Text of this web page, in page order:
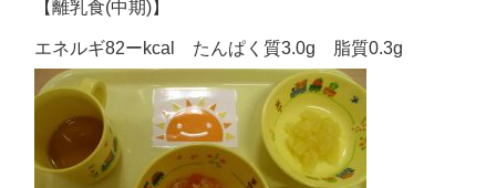
【離乳食(中期)】
エネルギ82ーkcal たんぱく質3.0g 脂質0.3g